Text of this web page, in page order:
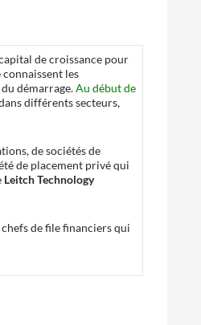
de croissance pour
les
démarrage.Au début de
différents secteurs,
de sociétés de
de placement privé qui
Leitch Technology
de file financiers qui